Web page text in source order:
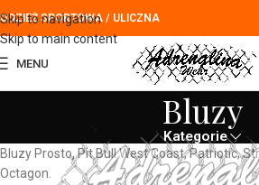
Skip to navigation
Skip to main content
ODZIEŻ SPORTOWA / ULICZNA
MENU
Bluzy
Kategorie
Bluzy Prosto, Pit Bull West Coast, Patriotic,
Octagon.